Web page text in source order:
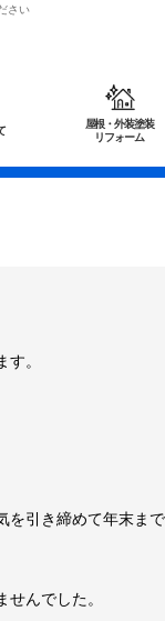
さい
屋根・外装塗装
リフォーム
。
引き締めて年末ま
んでした。